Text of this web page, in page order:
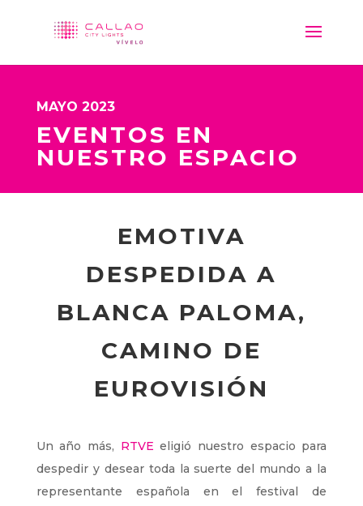
MAYO 2023
EVENTOS EN
NUESTRO ESPACIO
EMOTIVA
DESPEDIDA A
BLANCA PALOMA,
CAMINO DE
EUROVISIÓN
Un año más, RTVE eligió nuestro espacio para
despedir y desear toda la suerte del mundo a la
representante española en el festival de